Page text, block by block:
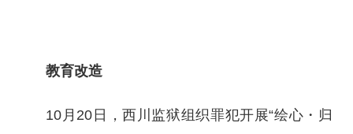
教育改造
10月20日，西川监狱组织罪犯开展“绘心・归